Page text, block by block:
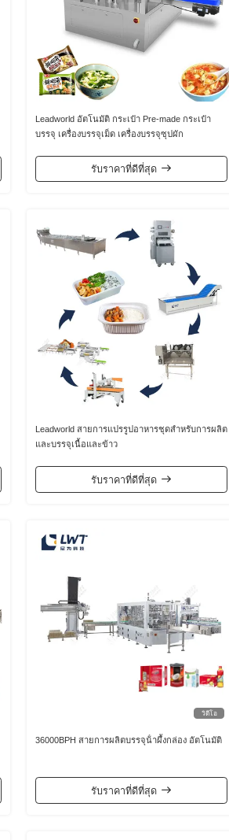
Leadworld อัตโนมัติ กระเป๋า Pre-made กระเป๋า
บรรจุ เครื่องบรรจุเม็ด เครื่องบรรจุซุปผัก
รับราคาที่ดีที่สุด
Leadworld สายการแปรรูปอาหารชุดสําหรับการผลิต
และบรรจุเนื้อและข้าว
รับราคาที่ดีที่สุด
วิดีโอ
36000BPH สายการผลิตบรรจุน้ําผึ้งกล่อง อัตโนมัติ
รับราคาที่ดีที่สุด